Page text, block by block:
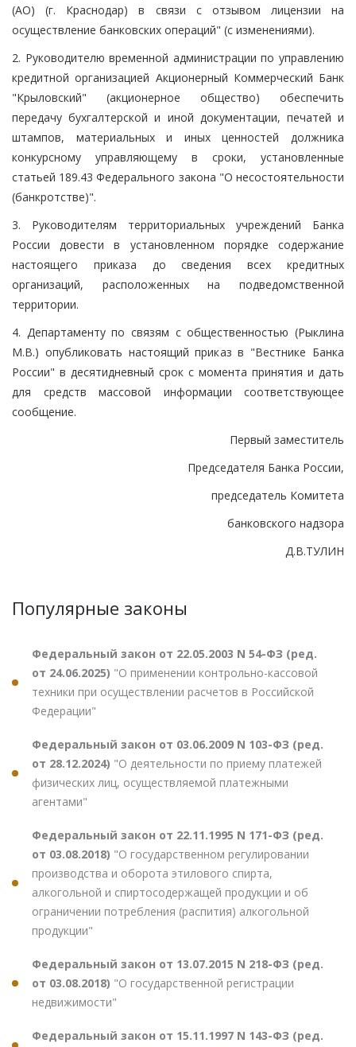
(АО) (г. Краснодар) в связи с отзывом лицензии на
осуществление банковских операций" (с изменениями).
2. Руководителю временной администрации по управлению
кредитной организацией Акционерный Коммерческий Банк
"Крыловский" (акционерное общество) обеспечить
передачу бухгалтерской и иной документации, печатей и
штампов, материальных и иных ценностей должника
конкурсному управляющему в сроки, установленные
статьей 189.43 Федерального закона "О несостоятельности
(банкротстве)".
3. Руководителям территориальных учреждений Банка
России довести в установленном порядке содержание
настоящего приказа до сведения всех кредитных
организаций, расположенных на подведомственной
территории.
4. Департаменту по связям с общественностью (Рыклина
М.В.) опубликовать настоящий приказ в "Вестнике Банка
России" в десятидневный срок с момента принятия и дать
для средств массовой информации соответствующее
сообщение.
Первый заместитель
Председателя Банка России,
председатель Комитета
банковского надзора
Д.В.ТУЛИН
Популярные законы
Федеральный закон от 22.05.2003 N 54-ФЗ (ред.
от 24.06.2025) "О применении контрольно-кассовой
техники при осуществлении расчетов в Российской
Федерации"
Федеральный закон от 03.06.2009 N 103-ФЗ (ред.
от 28.12.2024) "О деятельности по приему платежей
физических лиц, осуществляемой платежными
агентами"
Федеральный закон от 22.11.1995 N 171-ФЗ (ред.
от 03.08.2018) "О государственном регулировании
производства и оборота этилового спирта,
алкогольной и спиртосодержащей продукции и об
ограничении потребления (распития) алкогольной
продукции"
Федеральный закон от 13.07.2015 N 218-ФЗ (ред.
от 03.08.2018) "О государственной регистрации
недвижимости"
Федеральный закон от 15.11.1997 N 143-ФЗ (ред.